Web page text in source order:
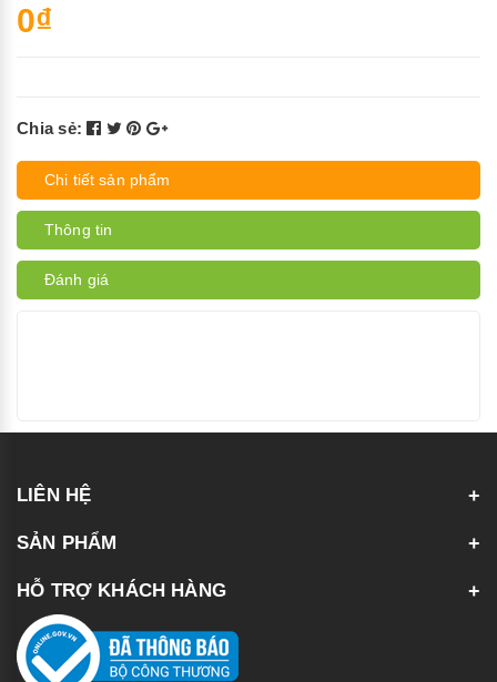
0₫
Chia sẻ:
Chi tiết sản phẩm
Thông tin
Đánh giá
LIÊN HỆ
SẢN PHẨM
HỖ TRỢ KHÁCH HÀNG